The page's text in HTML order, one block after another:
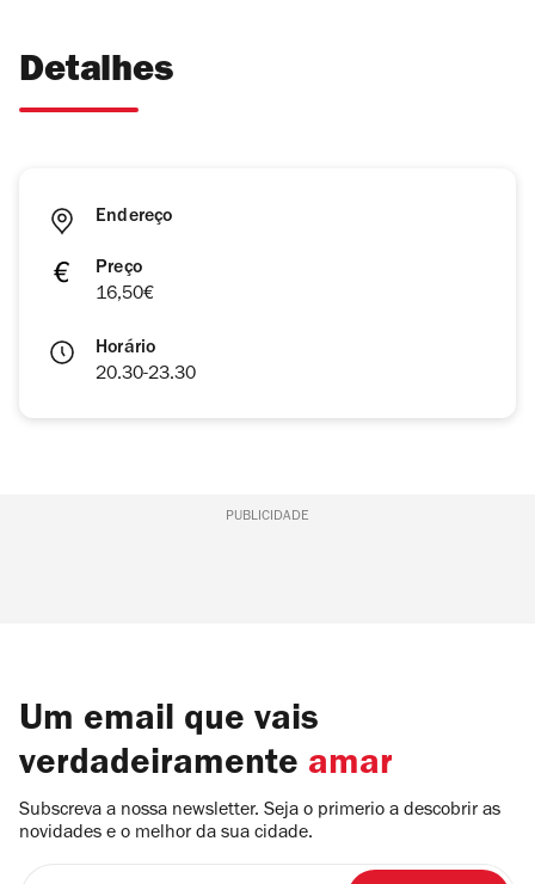
Detalhes
Endereço
Preço
16,50€
Horário
20.30-23.30
PUBLICIDADE
Um email que vais
verdadeiramente amar
Subscreva a nossa newsletter. Seja o primerio a descobrir as
novidades e o melhor da sua cidade.